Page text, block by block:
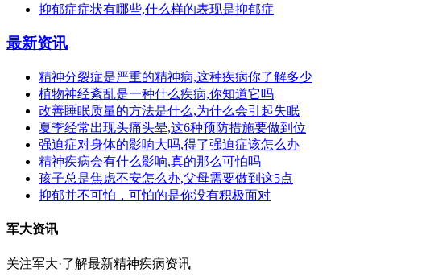
抑郁症症状有哪些,什么样的表现是抑郁症
最新资讯
精神分裂症是严重的精神病,这种疾病你了解多少
植物神经紊乱是一种什么疾病,你知道它吗
改善睡眠质量的方法是什么,为什么会引起失眠
夏季经常出现头痛头晕,这6种预防措施要做到位
强迫症对身体的影响大吗,得了强迫症该怎么办
精神疾病会有什么影响,真的那么可怕吗
孩子总是焦虑不安怎么办,父母需要做到这5点
抑郁并不可怕，可怕的是你没有积极面对
军大资讯
关注军大·了解最新精神疾病资讯